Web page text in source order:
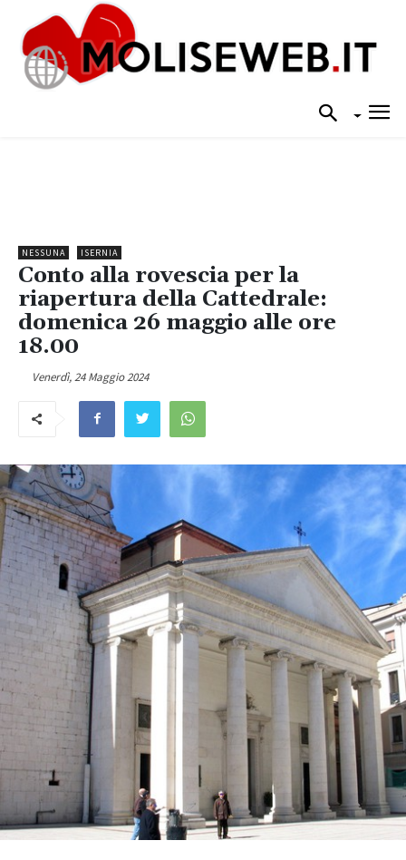
NESSUNA ISERNIA
Conto alla rovescia per la
riapertura della Cattedrale:
domenica 26 maggio alle ore
18.00
Venerdì, 24 Maggio 2024